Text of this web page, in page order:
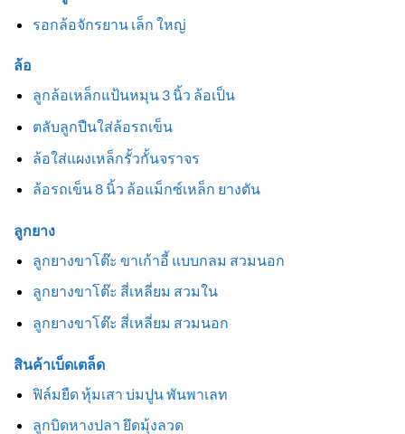
รอกล้อจักรยาน เล็ก ใหญ่
ล้อ
ลูกล้อเหล็กแป้นหมุน 3 นิ้ว ล้อเป็น
ตลับลูกปืนใส่ล้อรถเข็น
ล้อใส่แผงเหล็กรั้วกั้นจราจร
ล้อรถเข็น 8 นิ้ว ล้อแม็กซ์เหล็ก ยางตัน
ลูกยาง
ลูกยางขาโต๊ะ ขาเก้าอี้ แบบกลม สวมนอก
ลูกยางขาโต๊ะ สี่เหลี่ยม สวมใน
ลูกยางขาโต๊ะ สี่เหลี่ยม สวมนอก
สินค้าเบ็ดเตล็ด
ฟิล์มยืด หุ้มเสา บ่มปูน พันพาเลท
ลูกบิดหางปลา ยึดมุ้งลวด